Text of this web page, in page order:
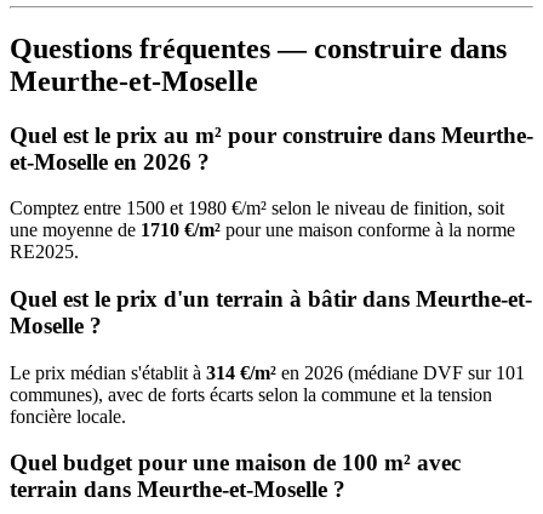
Questions fréquentes — construire dans
Meurthe-et-Moselle
Quel est le prix au m² pour construire dans Meurthe-
et-Moselle en 2026 ?
Comptez entre 1500 et 1980 €/m² selon le niveau de finition, soit
une moyenne de 1710 €/m² pour une maison conforme à la norme
RE2025.
Quel est le prix d'un terrain à bâtir dans Meurthe-et-
Moselle ?
Le prix médian s'établit à 314 €/m² en 2026 (médiane DVF sur 101
communes), avec de forts écarts selon la commune et la tension
foncière locale.
Quel budget pour une maison de 100 m² avec
terrain dans Meurthe-et-Moselle ?